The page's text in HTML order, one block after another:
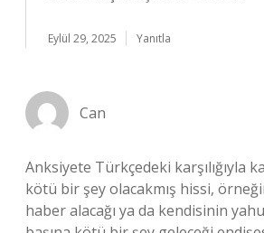
Eylül 29, 2025 Yanıtla
Can
Anksiyete Türkçedeki karşılığıyla
kötü bir şey olacakmış hissi,
haber alacağı ya da kendisinin